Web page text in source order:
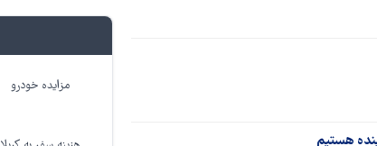
مزایده خودرو